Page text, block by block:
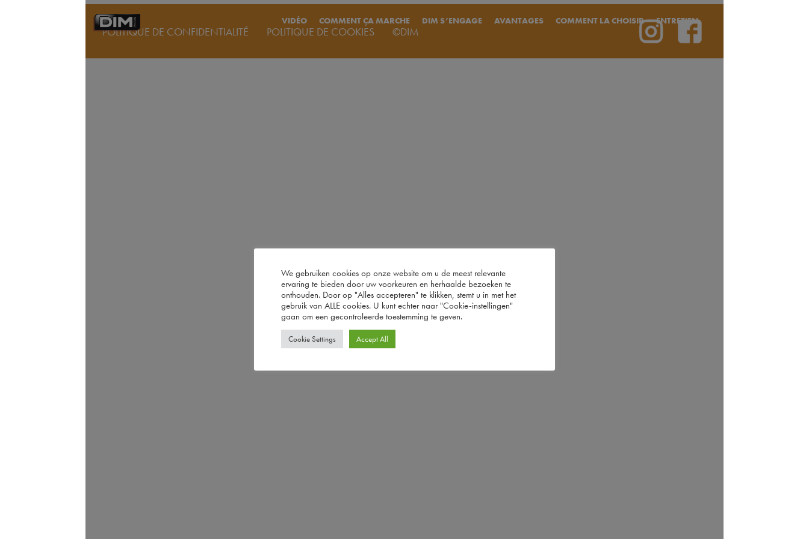
VIDÉO COMMENT ÇA MARCHE DIM S’ENGAGE AVANTAGES COMMENT LA CHOISIR ENTRETIEN
POLITIQUE DE CONFIDENTIALITÉ POLITIQUE DE COOKIES ©DIM
We gebruiken cookies op onze website om u de meest relevante
ervaring te bieden door uw voorkeuren en herhaalde bezoeken te
onthouden. Door op "Alles accepteren" te klikken, stemt u in met het
gebruik van ALLE cookies. U kunt echter naar "Cookie-instellingen"
gaan om een ​​gecontroleerde toestemming te geven.
Cookie Settings Accept All